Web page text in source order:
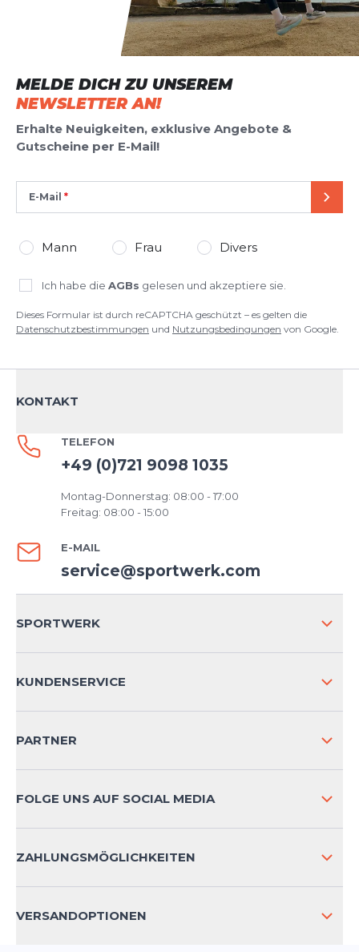
MELDE DICH ZU UNSEREM
NEWSLETTER AN!
Erhalte Neuigkeiten, exklusive Angebote &
Gutscheine per E-Mail!
E-Mail
Mann Frau Divers
Ich habe die AGBs gelesen und akzeptiere sie.
Dieses Formular ist durch reCAPTCHA geschützt – es gelten die
Datenschutzbestimmungen und Nutzungsbedingungen von Google.
KONTAKT
TELEFON
+49 (0)721 9098 1035
Montag-Donnerstag: 08:00 - 17:00
Freitag: 08:00 - 15:00
E-MAIL
service@sportwerk.com
SPORTWERK
KUNDENSERVICE
KONTAKT
PRODUKTSICHERHEIT
PARTNER
FOLGE UNS AUF SOCIAL MEDIA
ZAHLUNGSMÖGLICHKEITEN
VERSANDOPTIONEN